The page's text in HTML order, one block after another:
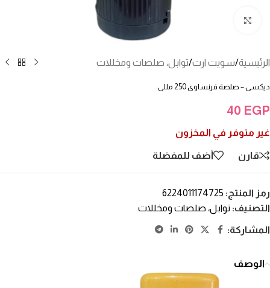
الرئيسية/سويت ارت/توابل، صلصات ومخللات
ديكسى – صلصة فرنساوى 250 مللى
40 EGP
غير متوفر في المخزون
قارن أضف للمفضلة
رمز المنتج: 6224011174725
التصنيف: توابل، صلصات ومخللات
المشاركة:
الوصف